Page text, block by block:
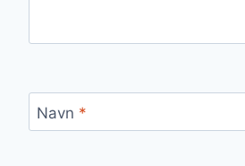
Navn *